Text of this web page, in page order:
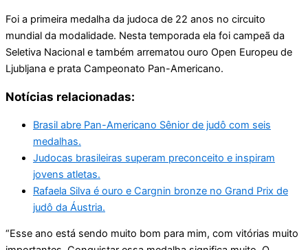
Foi a primeira medalha da judoca de 22 anos no circuito
mundial da modalidade. Nesta temporada ela foi campeã da
Seletiva Nacional e também arrematou ouro Open Europeu de
Ljubljana e prata Campeonato Pan-Americano.
Notícias relacionadas:
Brasil abre Pan-Americano Sênior de judô com seis
medalhas.
Judocas brasileiras superam preconceito e inspiram
jovens atletas.
Rafaela Silva é ouro e Cargnin bronze no Grand Prix de
judô da Áustria.
“Esse ano está sendo muito bom para mim, com vitórias muito